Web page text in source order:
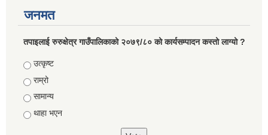
जनमत
तपाइलाई रुरुक्षेत्र गाउँपालिकाको २०७९/८० को कार्यसम्पादन कस्तो लाग्यो ?
Choices
उत्कृष्ट
राम्रो
सामान्य
थाहा भएन